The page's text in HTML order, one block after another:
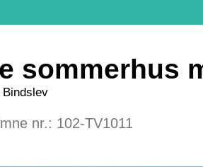
sommerhus
Bindslev
nr.: 102-TV1011